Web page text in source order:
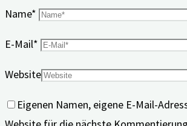
Name*
E-Mail*
Website
Eigenen Namen, eigene E-Mail-